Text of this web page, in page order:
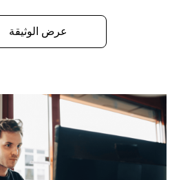
عرض الوثيقة